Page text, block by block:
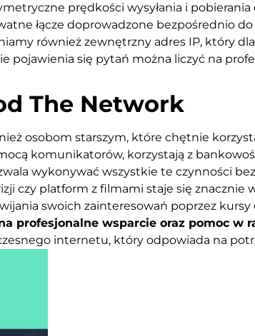
prędkości wysyłania i
łącze doprowadzone bezpośrednio
również zewnętrzny adres IP, który
pojawienia się pytań można liczyć na
The Network
osobom starszym, które chętnie
komunikatorów, korzystają z
wykonywać wszystkie te czynności
czy platform z filmami staje się znacznie
swoich zainteresowań poprzez
profesjonalne wsparcie oraz pomoc w
internetu, który odpowiada na